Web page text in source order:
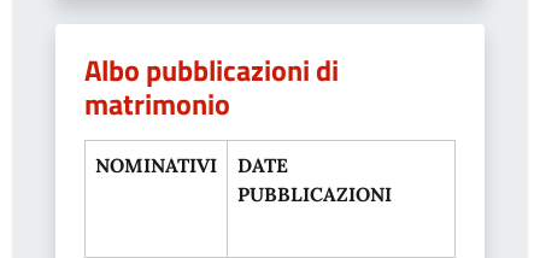
Albo pubblicazioni di
matrimonio
NOMINATIVI
DATE
PUBBLICAZIONI